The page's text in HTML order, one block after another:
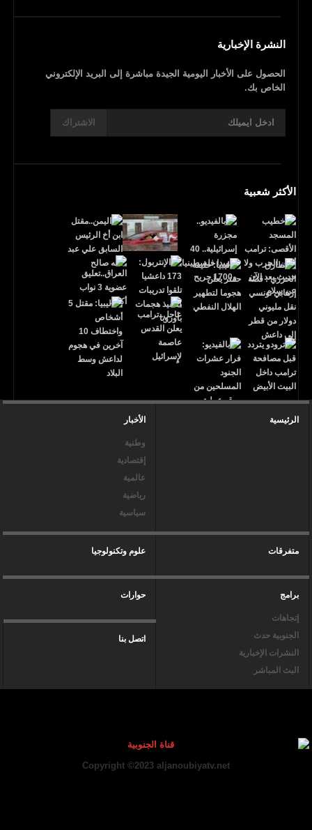
النشرة الإخبارية
الحصول على الأخبار اليومية الجيدة مباشرة إلى البريد الإلكتروني
الخاص بك.
الاشتراك
الأكثر شعبية
الرئيسية الأخبار
وطنية
إقتصادية
عالمية
رياضية
سياسية
متفرقات علوم وتكنولوجيا
برامج
إتجاهات
الجنوبية حدث
النشرات الإخبارية
البث المباشر
حوارات
اتصل بنا
Copyright ©2023 aljanoubiyatv.net